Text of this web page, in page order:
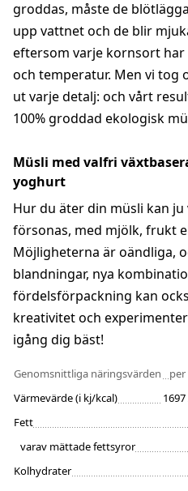
groddas, måste de
upp vattnet och de blir
eftersom varje kornsort
och temperatur. Men vi tog
ut varje detalj: och vårt
100% groddad ekologisk
Müsli med valfri
yoghurt
Hur du äter din müsli kan
försonas, med mjölk, frukt
Möjligheterna är oändliga,
blandningar, nya
fördelsförpackning kan
kreativitet och
igång dig bäst!
Genomsnittliga näringsvärden
per
Värmevärde (i kj/kcal)
Fett
varav mättade fettsyror
Kolhydrater